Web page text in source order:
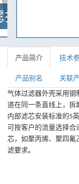
产品简介 技术
产品别名 关联
气体过滤器外壳采用钢
道在同一条直线上，拆
内部滤芯安装标准的5
可按客户的流量选择
芯，如聚丙烯、聚四氟
滤要求。